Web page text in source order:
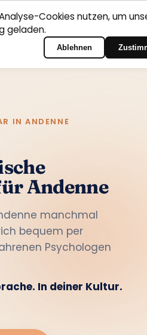
Psychologen
Zum Portal-Login
IN ANDENNE
Andenne
manchmal
bequem per
Psychologen
In deiner Kultur.
Cookies nutzen, um
geladen.
Ablehnen